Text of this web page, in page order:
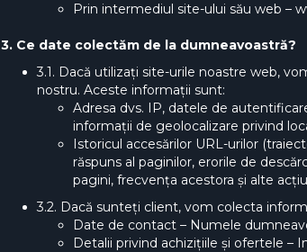
Prin intermediul site-ului său web –
3. Ce date colectăm de la dumneavoastră?
3.1. Dacă utilizați site-urile noastre web,
nostru. Aceste informații sunt:
Adresa dvs. IP, datele de
informații de geolocalizare privind
Istoricul accesărilor URL-urilor
răspuns al paginilor, erorile de
pagini, frecvența acestora și alte
3.2. Dacă sunteți client, vom colecta
Date de contact – Numele
Detalii privind achizițiile și ofertele –